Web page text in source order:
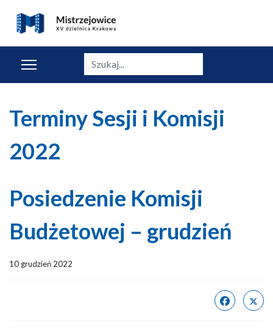
Szukaj
Terminy Sesji i Komisji
2022
Posiedzenie Komisji
Budżetowej – grudzień
10 grudzień 2022